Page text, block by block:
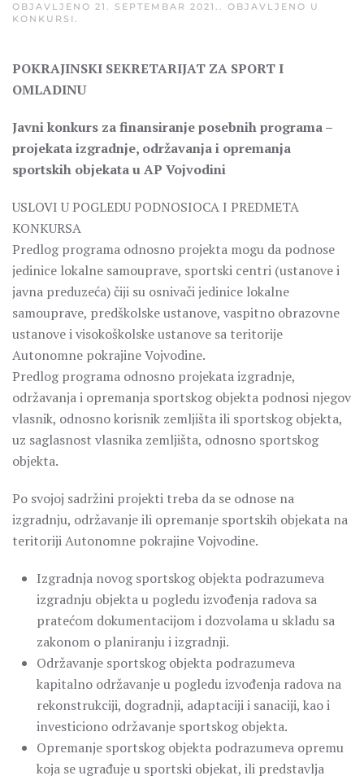
OBJAVLJENO 21. SEPTEMBAR 2021. . OBJAVLJENO U
KONKURSI .
POKRAJINSKI SEKRETARIJAT ZA SPORT I
OMLADINU
Javni konkurs za finansiranje posebnih programa –
projekata izgradnje, održavanja i opremanja
sportskih objekata u AP Vojvodini
USLOVI U POGLEDU PODNOSIOCA I PREDMETA
KONKURSA
Predlog programa odnosno projekta mogu da podnose
jedinice lokalne samouprave, sportski centri (ustanove i
javna preduzeća) čiji su osnivači jedinice lokalne
samouprave, predškolske ustanove, vaspitno obrazovne
ustanove i visokoškolske ustanove sa teritorije
Autonomne pokrajine Vojvodine.
Predlog programa odnosno projekata izgradnje,
održavanja i opremanja sportskog objekta podnosi njegov
vlasnik, odnosno korisnik zemljišta ili sportskog objekta,
uz saglasnost vlasnika zemljišta, odnosno sportskog
objekta.
Po svojoj sadržini projekti treba da se odnose na
izgradnju, održavanje ili opremanje sportskih objekata na
teritoriji Autonomne pokrajine Vojvodine.
Izgradnja novog sportskog objekta podrazumeva
izgradnju objekta u pogledu izvođenja radova sa
pratećom dokumentacijom i dozvolama u skladu sa
zakonom o planiranju i izgradnji.
Održavanje sportskog objekta podrazumeva
kapitalno održavanje u pogledu izvođenja radova na
rekonstrukciji, dogradnji, adaptaciji i sanaciji, kao i
investiciono održavanje sportskog objekta.
Opremanje sportskog objekta podrazumeva opremu
koja se ugrađuje u sportski objekat, ili predstavlja